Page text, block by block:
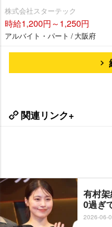
株式会社スターテック
時給1,200円～1,250円
アルバイト・パート / 大阪府
関連リンク+
有村
0過ぎ
2026-06-